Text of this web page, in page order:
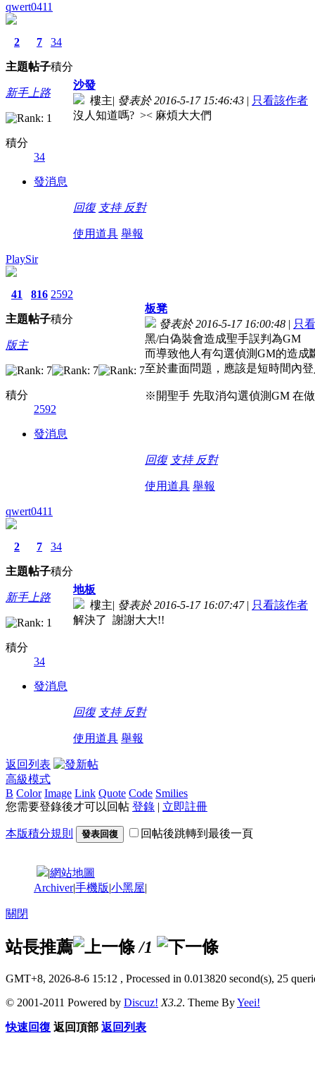
qwert0411
2
主題
7
帖子
34
積分
新手上路
積分
34
發消息
沙發
樓主| 發表於 2016-5-17 15:46:43 | 只看該作者
沒人知道嗎? >< 麻煩大大們
回復 支持 反對
使用道具 舉報
PlaySir
41
主題
816
帖子
2592
積分
版主
積分
2592
發消息
板凳
發表於 2016-5-17 16:00:48 | 只
黑/白偽裝會造成聖手誤判為GM
而導致他人有勾選偵測GM的造成
至於畫面問題，應該是短時間內
※開聖手 先取消勾選偵測GM 在
回復 支持 反對
使用道具 舉報
qwert0411
2
主題
7
帖子
34
積分
新手上路
積分
34
發消息
地板
樓主| 發表於 2016-5-17 16:07:47 | 只看該作者
解決了 謝謝大大!!
回復 支持 反對
使用道具 舉報
返回列表
高級模式
B Color Image Link Quote Code Smilies
您需要登錄後才可以回帖 登錄 | 立即註冊
本版積分規則 發表回復 回帖後跳轉到最後一頁
|網站地圖
Archiver|手機版|小黑屋|
關閉
站長推薦 /1
GMT+8, 2026-8-6 15:12 , Processed in 0.013820 second(s), 25
© 2001-2011 Powered by Discuz! X3.2. Theme ByYeei!
快速回復 返回頂部 返回列表